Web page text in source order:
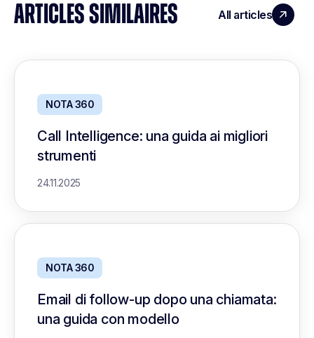
ARTICLES SIMILAIRES All articles
NOTA 360
Call Intelligence: una guida ai migliori
strumenti
24.11.2025
NOTA 360
Email di follow-up dopo una chiamata:
una guida con modello